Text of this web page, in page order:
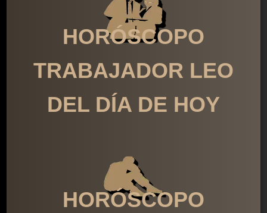
HORÓSCOPO
TRABAJADOR LEO
DEL DÍA DE HOY
HORÓSCOPO